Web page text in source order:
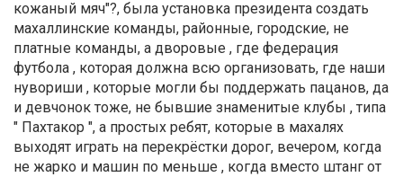
кожаный мяч"?, была установка президента создать
махаллинские команды, районные, городские, не
платные команды, а дворовые , где федерация
футбола , которая должна всю организовать, где наши
нувориши , которые могли бы поддержать пацанов, да
и девчонок тоже, не бывшие знаменитые клубы , типа
" Пахтакор ", а простых ребят, которые в махалях
выходят играть на перекрёстки дорог, вечером, когда
не жарко и машин по меньше , когда вместо штанг от